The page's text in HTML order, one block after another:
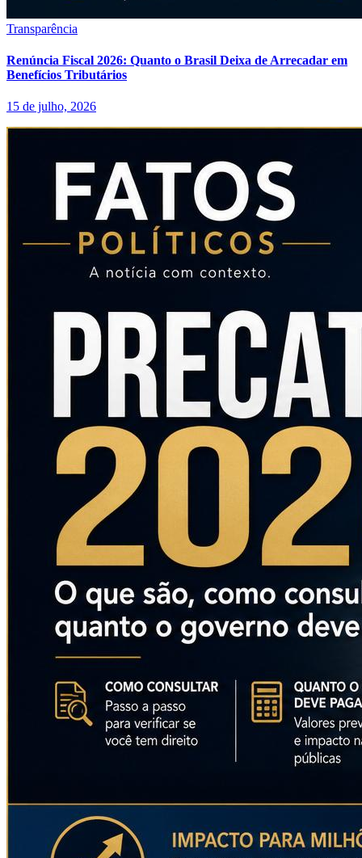
Transparência
Renúncia Fiscal 2026: Quanto o Brasil Deixa de Arrecadar em
Benefícios Tributários
15 de julho, 2026